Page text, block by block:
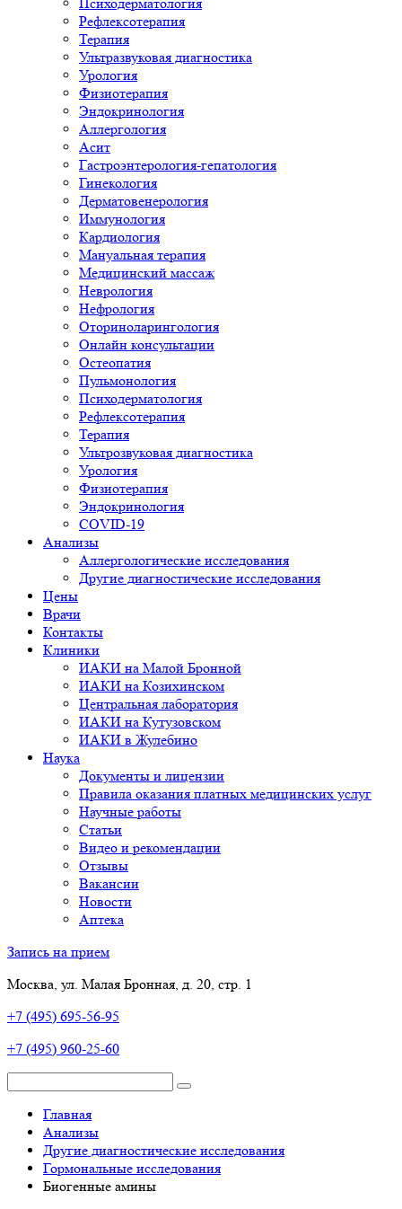
Рефлексотерапия
Терапия
Ультразвуковая диагностика
Урология
Физиотерапия
Эндокринология
Аллергология
Асит
Гастроэнтерология-гепатология
Гинекология
Дерматовенерология
Иммунология
Кардиология
Мануальная терапия
Медицинский массаж
Неврология
Нефрология
Оториноларингология
Онлайн консультации
Остеопатия
Пульмонология
Психодерматология
Рефлексотерапия
Терапия
Ультрозвуковая диагностика
Урология
Физиотерапия
Эндокринология
COVID-19
Анализы
Аллергологические исследования
Другие диагностические исследования
Цены
Врачи
Контакты
Клиники
ИАКИ на Малой Бронной
ИАКИ на Козихинском
Центральная лаборатория
ИАКИ на Кутузовском
ИАКИ в Жулебино
Наука
Документы и лицензии
Правила оказания платных медицинских услуг
Научные работы
Статьи
Видео и рекомендации
Отзывы
Вакансии
Новости
Аптека
Запись на прием
Москва, ул. Малая Бронная, д. 20, стр. 1
+7 (495) 695-56-95
+7 (495) 960-25-60
Главная
Анализы
Другие диагностические исследования
Гормональные исследования
Биогенные амины